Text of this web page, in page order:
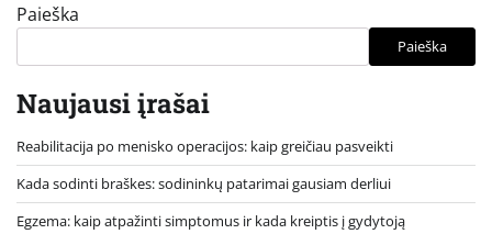
Paieška
Paieška
Naujausi įrašai
Reabilitacija po menisko operacijos: kaip greičiau pasveikti
Kada sodinti braškes: sodininkų patarimai gausiam derliui
Egzema: kaip atpažinti simptomus ir kada kreiptis į gydytoją